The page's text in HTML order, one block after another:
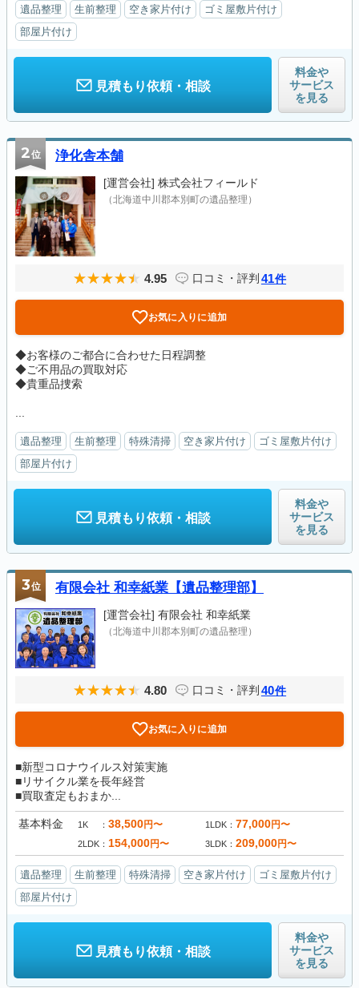
遺品整理 生前整理 空き家片付け
ゴミ屋敷片付け
部屋片付け
見積もり依頼・相談
料金や
サービス
を見る
2位 浄化舎本舗
[運営会社] 株式会社フィールド
（北海道中川郡本別町の遺品整理）
4.95 口コミ・評判 41件
お気に入りに追加
◆お客様のご都合に合わせた日程調整
◆ご不用品の買取対応
◆貴重品捜索
遺品整理 生前整理 特殊清掃 空き家片付け
ゴミ屋敷片付け
部屋片付け
見積もり依頼・相談
料金や
サービス
を見る
3位 有限会社 和幸紙業【遺品整理部】
[運営会社] 有限会社 和幸紙業
（北海道中川郡本別町の遺品整理）
4.80 口コミ・評判 40件
お気に入りに追加
■新型コロナウイルス対策実施
■リサイクル業を長年経営
■買取査定もおまか...
基本料金 1K 38,500円〜 1LDK 77,000円〜
2LDK 154,000円〜 3LDK 209,000円〜
遺品整理 生前整理 特殊清掃 空き家片付け
ゴミ屋敷片付け
部屋片付け
見積もり依頼・相談
料金や
サービス
を見る